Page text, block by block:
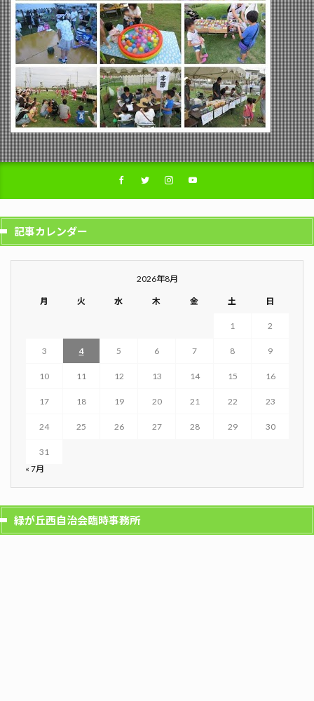
記事カレンダー
2026年8月
月 火 水 木 金 土 日
1 2
3 4 5 6 7 8 9
10 11 12 13 14 15 16
17 18 19 20 21 22 23
24 25 26 27 28 29 30
31
« 7月
緑が丘西自治会臨時事務所